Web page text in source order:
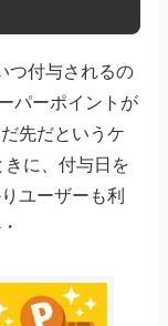
つ付与されるの
パーポイントが
先だというケ
に、付与日を
ユーザーも利